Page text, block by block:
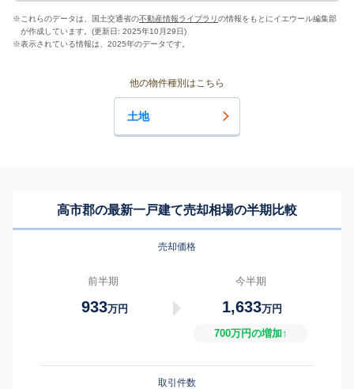
※ これらのデータは、国土交通省の不動産情報ライブラリの情報をもとにイエウール編集部
が作成しています。(更新日: 2025年10月29日)
※表示されている情報は、2025年のデータです。
他の物件種別はこちら
土地
高市郡の最新一戸建て売却相場の半期比較
売却価格
前半期
933万円
今半期
1,633万円
700万円の増加↑
取引件数